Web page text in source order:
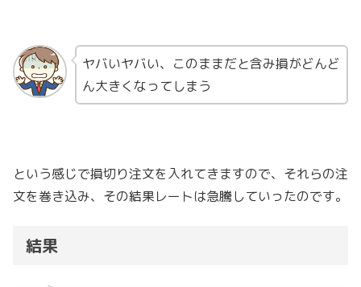
ヤバいヤバい、このままだと含み損がどんど
ん大きくなってしまう
という感じで損切り注文を入れてきますので、それらの注
文を巻き込み、その結果レートは急騰していったのです。
結果